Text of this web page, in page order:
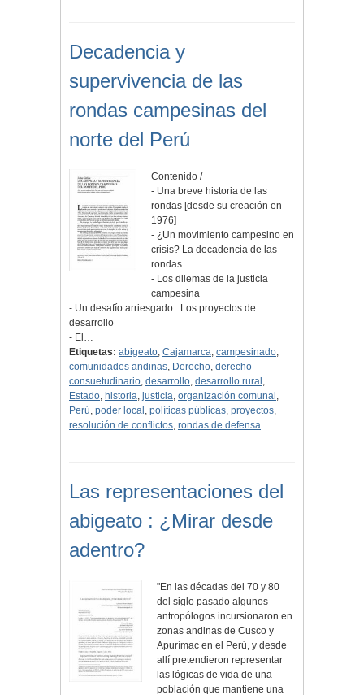
Decadencia y
supervivencia de las
rondas campesinas del
norte del Perú
Contenido /
- Una breve historia de las
rondas [desde su creación en
1976]
- ¿Un movimiento campesino en
crisis? La decadencia de las
rondas
- Los dilemas de la justicia
campesina
- Un desafío arriesgado : Los proyectos de
desarrollo
- El…
Etiquetas: abigeato, Cajamarca, campesinado,
comunidades andinas, Derecho, derecho
consuetudinario, desarrollo, desarrollo rural ,
Estado, historia, justicia, organización comunal ,
Perú, poder local , políticas públicas, proyectos,
resolución de conflictos, rondas de defensa
Las representaciones del
abigeato : ¿Mirar desde
adentro?
"En las décadas del 70 y 80
del siglo pasado algunos
antropólogos incursionaron en
zonas andinas de Cusco y
Apurímac en el Perú, y desde
allí pretendieron representar
las lógicas de vida de una
población que mantiene una